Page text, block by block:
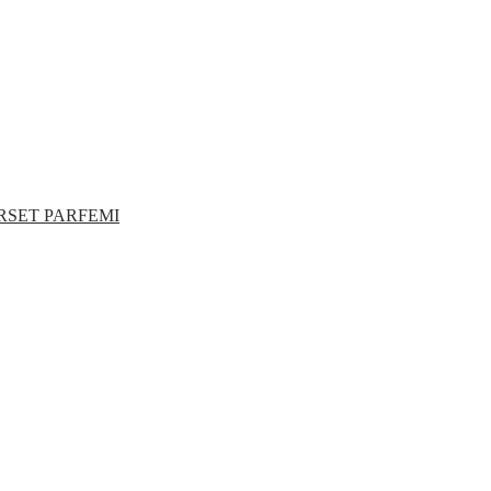
PARFEMI